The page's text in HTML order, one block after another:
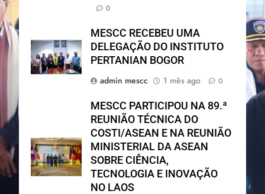
0
MESCC RECEBEU UMA
DELEGAÇÃO DO INSTITUTO
PERTANIAN BOGOR
admin mescc
1 mês ago 0
MESCC PARTICIPOU NA 89.ª
REUNIÃO TÉCNICA DO
COSTI/ASEAN E NA REUNIÃO
MINISTERIAL DA ASEAN
SOBRE CIÊNCIA,
TECNOLOGIA E INOVAÇÃO
NO LAOS